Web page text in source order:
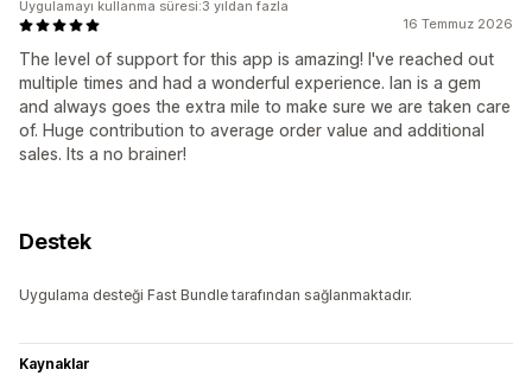
16 Temmuz 2026
The level of support for this app is amazing! I've reached out
multiple times and had a wonderful experience. Ian is a gem
and always goes the extra mile to make sure we are taken care
of. Huge contribution to average order value and additional
sales. Its a no brainer!
Uygulamayı kullanma süresi:3 yıldan fazla
Destek
Uygulama desteği Fast Bundle tarafından sağlanmaktadır.
Kaynaklar